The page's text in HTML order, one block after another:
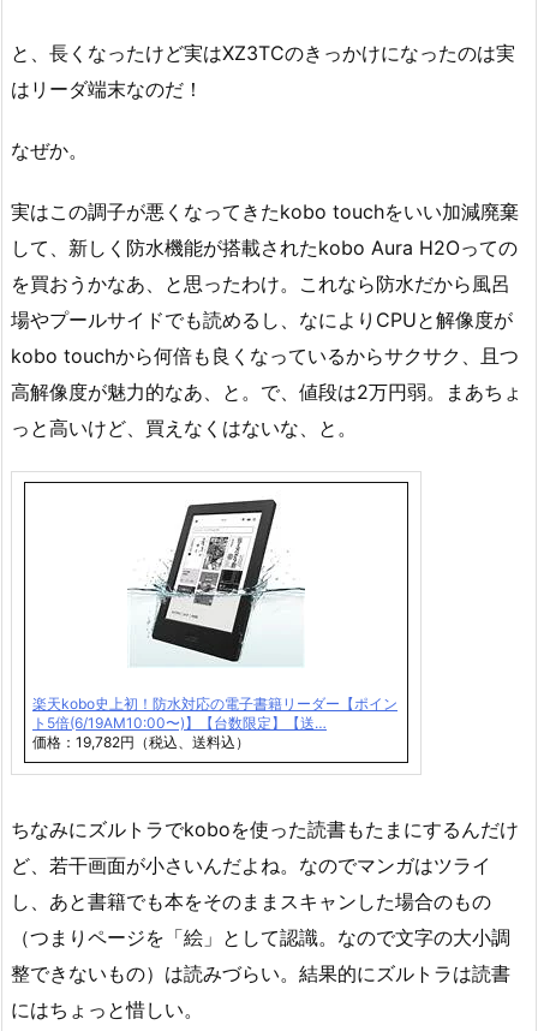
と、長くなったけど実はXZ3TCのきっかけになったのは実
はリーダ端末なのだ！
なぜか。
実はこの調子が悪くなってきたkobo touchをいい加減廃棄
して、新しく防水機能が搭載されたkobo Aura H2Oっての
を買おうかなあ、と思ったわけ。これなら防水だから風呂
場やプールサイドでも読めるし、なによりCPUと解像度が
kobo touchから何倍も良くなっているからサクサク、且つ
高解像度が魅力的なあ、と。で、値段は2万円弱。まあちょ
っと高いけど、買えなくはないな、と。
楽天kobo史上初！防水対応の電子書籍リーダー【ポイン
ト5倍(6/19AM10:00〜)】【台数限定】【送…
価格：19,782円（税込、送料込）
ちなみにズルトラでkoboを使った読書もたまにするんだけ
ど、若干画面が小さいんだよね。なのでマンガはツライ
し、あと書籍でも本をそのままスキャンした場合のもの
（つまりページを「絵」として認識。なので文字の大小調
整できないもの）は読みづらい。結果的にズルトラは読書
にはちょっと惜しい。